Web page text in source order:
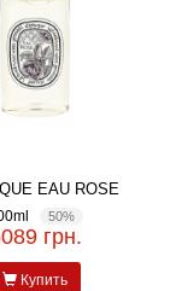
EAU ROSE
50%
грн.
Купить